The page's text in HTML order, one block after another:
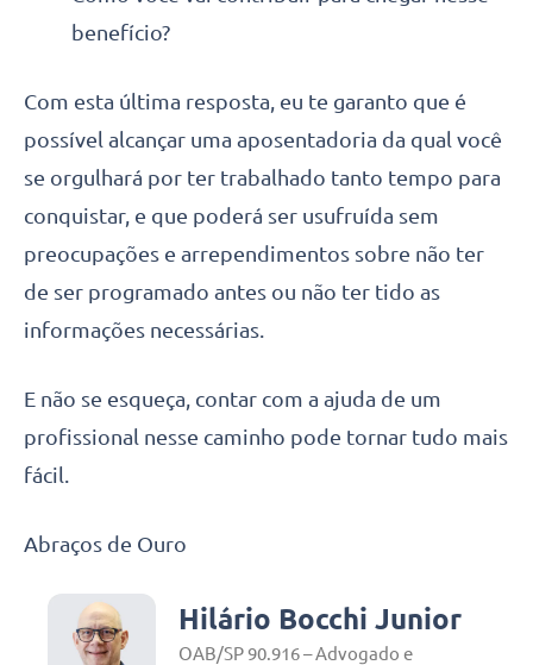
benefício?
Com esta última resposta, eu te garanto que é
possível alcançar uma aposentadoria da qual você
se orgulhará por ter trabalhado tanto tempo para
conquistar, e que poderá ser usufruída sem
preocupações e arrependimentos sobre não ter
de ser programado antes ou não ter tido as
informações necessárias.
E não se esqueça, contar com a ajuda de um
profissional nesse caminho pode tornar tudo mais
fácil.
Abraços de Ouro
Hilário Bocchi Junior
OAB/SP 90.916 – Advogado e